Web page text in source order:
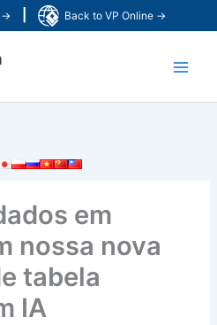
→ Back to VP Online →
em
nossa nova
tabela
IA